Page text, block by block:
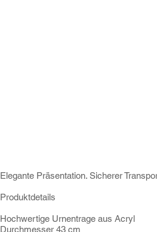
Elegante Präsentation. Sicherer
Produktdetails
Hochwertige Urnentrage aus Acryl
Durchmesser 43 cm